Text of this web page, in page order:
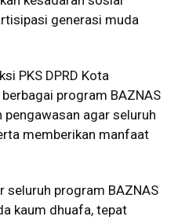
generasi muda
PKS DPRD Kota
program BAZNAS
agar seluruh
memberikan manfaat
seluruh program BAZNAS
kaum dhuafa, tepat